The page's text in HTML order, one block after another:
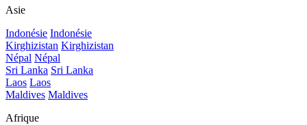
Asie
Indonésie Indonésie
Kirghizistan Kirghizistan
Népal Népal
Sri Lanka Sri Lanka
Laos Laos
Maldives Maldives
Afrique